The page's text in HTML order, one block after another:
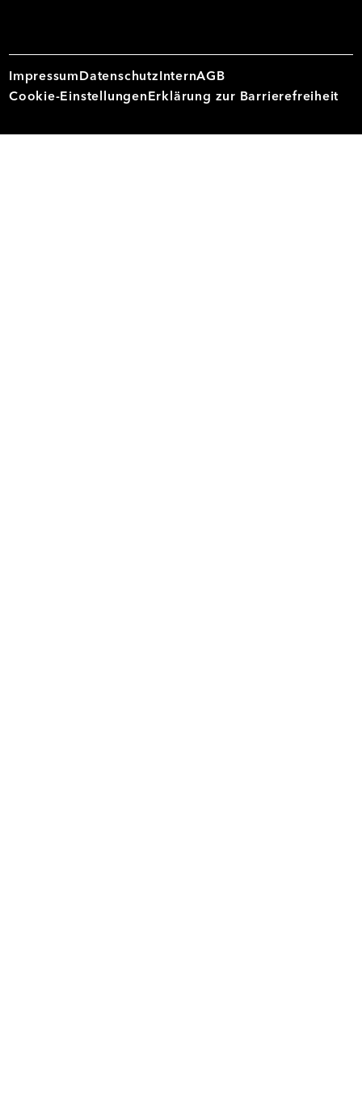
ImpressumDatenschutzInternAGB
Cookie-EinstellungenErklärung zur Barrierefreiheit